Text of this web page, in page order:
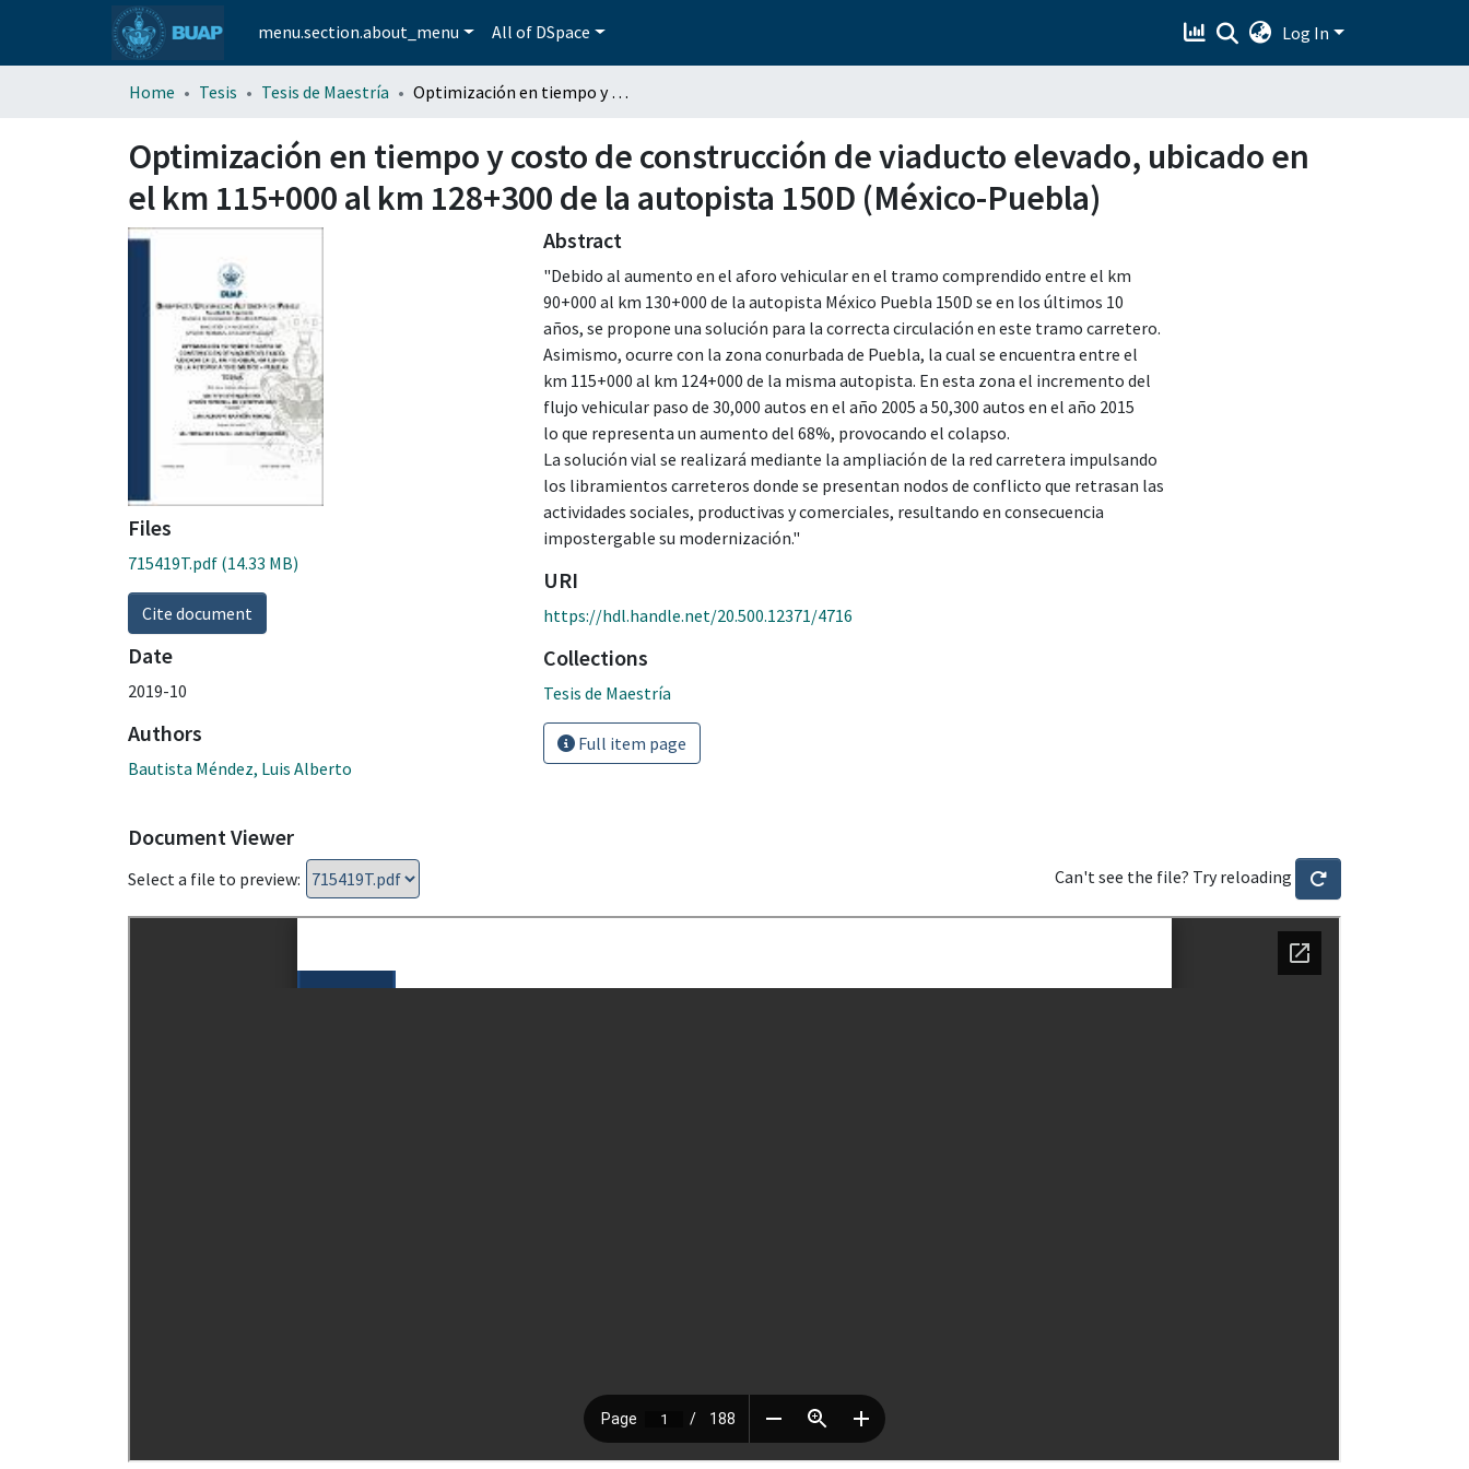
menu.section.about_menu All of DSpace Log In
Home Tesis Tesis de Maestría Optimización en tiempo y costo de construcción de viaducto elevado, ubicado en el km 115+000 al km 128+300 de la autopista 150D (México-Puebla)
Optimización en tiempo y costo de construcción de viaducto elevado, ubicado en
el km 115+000 al km 128+300 de la autopista 150D (México-Puebla)
Files
715419T.pdf (14.33 MB)
Cite document
Date
2019-10
Authors
Bautista Méndez, Luis Alberto
Abstract
"Debido al aumento en el aforo vehicular en el tramo comprendido entre el km
90+000 al km 130+000 de la autopista México Puebla 150D se en los últimos 10
años, se propone una solución para la correcta circulación en este tramo carretero.
Asimismo, ocurre con la zona conurbada de Puebla, la cual se encuentra entre el
km 115+000 al km 124+000 de la misma autopista. En esta zona el incremento del
flujo vehicular paso de 30,000 autos en el año 2005 a 50,300 autos en el año 2015
lo que representa un aumento del 68%, provocando el colapso.
La solución vial se realizará mediante la ampliación de la red carretera impulsando
los libramientos carreteros donde se presentan nodos de conflicto que retrasan las
actividades sociales, productivas y comerciales, resultando en consecuencia
impostergable su modernización."
URI
https://hdl.handle.net/20.500.12371/4716
Collections
Tesis de Maestría
Full item page
Document Viewer
Select a file to preview: Can't see the file? Try reloading